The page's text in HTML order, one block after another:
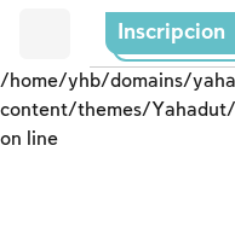
Inscripcion
/home/yhb/domains/
content/themes/
on line